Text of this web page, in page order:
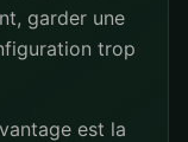
garder une
trop
est la